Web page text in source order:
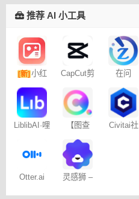
推荐 AI 小工具
[新] 小红
书图文笔
记
CapCut剪
在问
LiblibAI·哩
【图查
版权查询
神器
Civitai社
Otter.ai
灵感狮 –